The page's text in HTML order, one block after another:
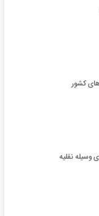
وسیله نقلیه